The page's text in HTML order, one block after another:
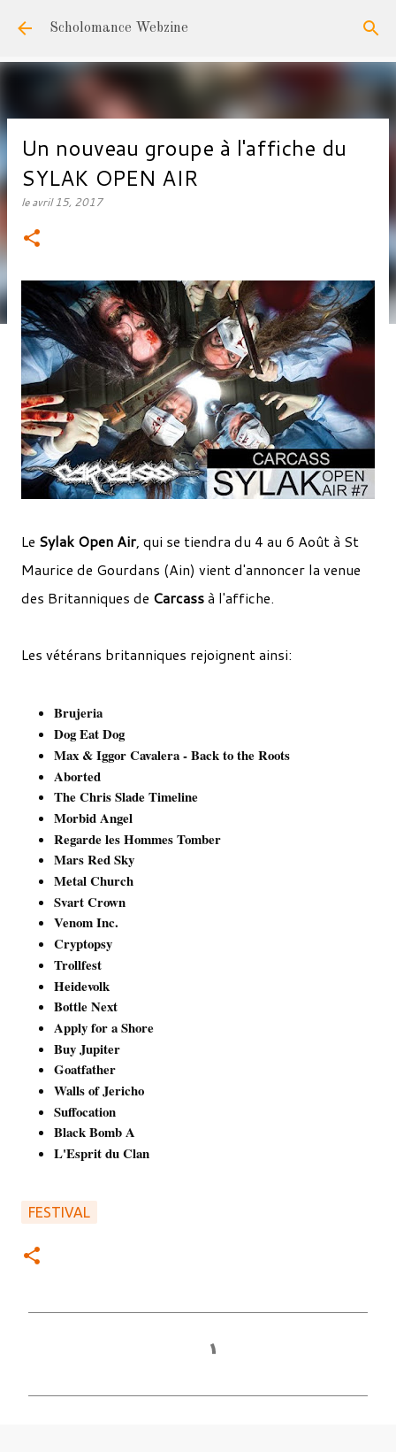
Accéder au contenu principal
Scholomance Webzine
Un nouveau groupe à l'affiche du
SYLAK OPEN AIR
leavril 15, 2017
Le Sylak Open Air, qui se tiendra du 4 au 6 Août à St
Maurice de Gourdans (Ain) vient d'annoncer la venue
des Britanniques de Carcassà l'affiche.
Les vétérans britanniques rejoignent ainsi:
Brujeria
Dog Eat Dog
Max & Iggor Cavalera - Back to the Roots
Aborted
The Chris Slade Timeline
Morbid Angel
Regarde les Hommes Tomber
Mars Red Sky
Metal Church
Svart Crown
Venom Inc.
Cryptopsy
Trollfest
Heidevolk
Bottle Next
Apply for a Shore
Buy Jupiter
Goatfather
Walls of Jericho
Suffocation
Black Bomb A
L'Esprit du Clan
FESTIVAL